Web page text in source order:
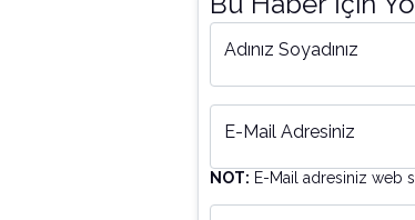
Adınız Soyadınız
E-Mail Adresiniz
NOT: E-Mail adresiniz web